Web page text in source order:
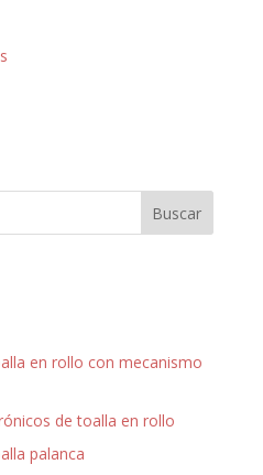
en rollo con mecanismo
de toalla en rollo
palanca